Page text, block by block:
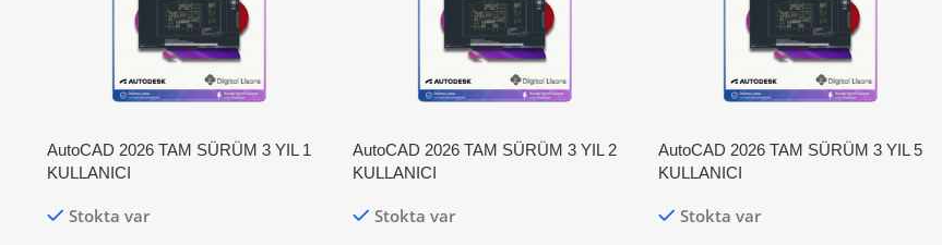
AutoCAD 2026 TAM SÜRÜM 3 YIL 1
KULLANICI
Stokta var
AutoCAD 2026 TAM SÜRÜM 3 YIL 2
KULLANICI
Stokta var
AutoCAD 2026 TAM SÜRÜM 3 YIL 5
KULLANICI
Stokta var